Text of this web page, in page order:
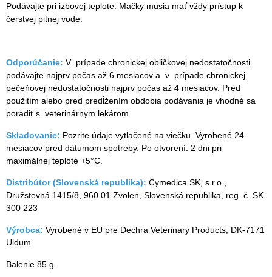
Podávajte pri izbovej teplote. Mačky musia mať vždy prístup k
čerstvej pitnej vode.
Odporúčanie: V prípade chronickej obličkovej nedostatočnosti
podávajte najprv počas až 6 mesiacov a v prípade chronickej
pečeňovej nedostatočnosti najprv počas až 4 mesiacov. Pred
použitím alebo pred predĺžením obdobia podávania je vhodné sa
poradiť s veterinárnym lekárom.
Skladovanie: Pozrite údaje vytlačené na viečku. Vyrobené 24
mesiacov pred dátumom spotreby. Po otvorení: 2 dni pri
maximálnej teplote +5°C.
Distribútor (Slovenská republika): Cymedica SK, s.r.o.,
Družstevná 1415/8, 960 01 Zvolen, Slovenská republika, reg. č. SK
300 223
Výrobca: Vyrobené v EU pre Dechra Veterinary Products, DK-7171
Uldum
Balenie 85 g.